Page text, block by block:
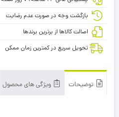
بازگشت وجه در صورت عدم رضایت
اصالت کالاها از برترین برندها
تحویل سریع در کمترین زمان ممکن
توضیحات ویژگی های محصول